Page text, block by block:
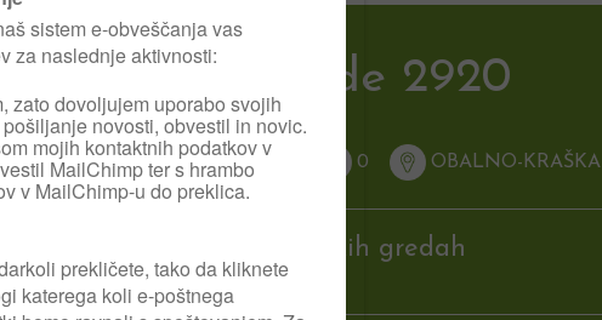
Corona grede 2920
ZELENJAVNI VRT 0 OBALNO-KRAŠKA
Zelenjavni vrt v visokih gredah